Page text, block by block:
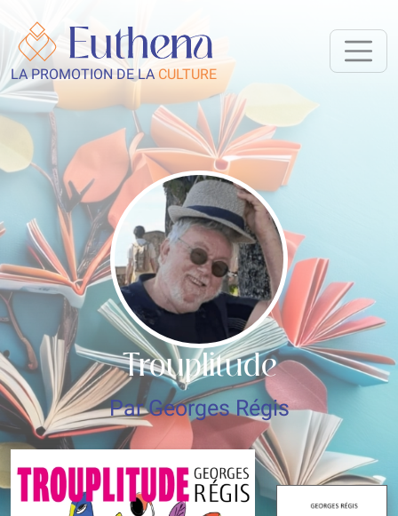
LA PROMOTION DE LACULTURE
Trouplitude
Par Georges Régis